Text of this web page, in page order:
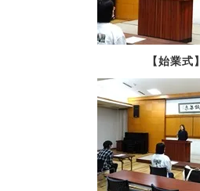
【始業式】